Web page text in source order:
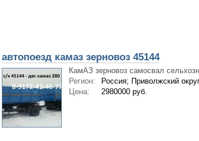
автопоезд камаз зерновоз 45144
КамАЗ зерновоз самосвал
Регион:
Россия; Приволжский
Цена:
2980000 руб.